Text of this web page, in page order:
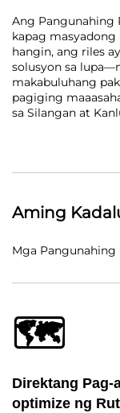
Ang Pangunahing
kapag
hangin, ang riles
solusyon sa
makabuluhang
pagiging
sa Silangan at
Aming
Mga Pangunahing
🗺️
Direktang Pag-
optimize ng